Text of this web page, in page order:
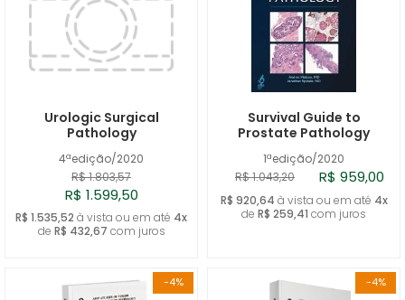
4ªedição/2020
Urologic Surgical
Pathology
R$ 1.803,57
R$ 1.599,50
R$ 1.535,52 à vista ou em até 4x
de R$ 432,67 com juros
1ªedição/2020
Survival Guide to
Prostate Pathology
R$ 1.043,20 R$ 959,00
R$ 920,64 à vista ou em até 4x
de R$ 259,41 com juros
-4% -4%